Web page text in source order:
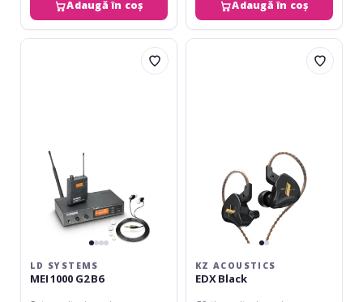
Adaugă în coș Adaugă în coș
LD
LD SYSTEMS
MEI 1000 G2 B6
KZ
KZ ACOUSTICS
EDX Black